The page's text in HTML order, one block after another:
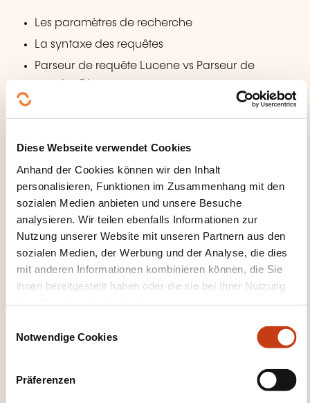
Diese Webseite verwendet Cookies
Anhand der Cookies können wir den Inhalt
personalisieren, Funktionen im Zusammenhang mit den
sozialen Medien anbieten und unsere Besuche
analysieren. Wir teilen ebenfalls Informationen zur
Nutzung unserer Website mit unseren Partnern aus den
sozialen Medien, der Werbung und der Analyse, die dies
mit anderen Informationen kombinieren können, die Sie
ihnen bereitgestellt haben oder die sie bei Ihrer Nutzung
Notwendige Cookies
Präferenzen
Les paramètres de recherche
La syntaxe des requêtes
Parseur de requête Lucene vs Parseur de
Recherche par facettes pour une meilleure
expérience de l’utilisateur
Les composants Highlight et MoreLikeThis
Mise à l’échelle de Solr
Evaluer les performances de Solr avec SolrMeter
Optimiser une instance unique de Solr
et/ou Solr Cloud
WAS ERHALTEN SIE AM ENDE